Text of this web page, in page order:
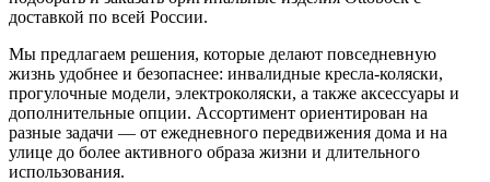
доставкой по всей России.
Мы предлагаем решения, которые делают повседневную
жизнь удобнее и безопаснее: инвалидные кресла-коляски,
прогулочные модели, электроколяски, а также аксессуары и
дополнительные опции. Ассортимент ориентирован на
разные задачи — от ежедневного передвижения дома и на
улице до более активного образа жизни и длительного
использования.